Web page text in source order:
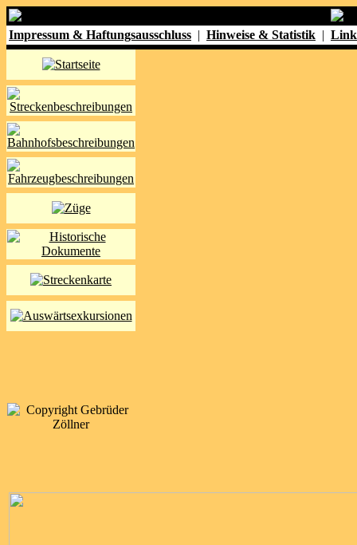
Impressum & Haftungsausschluss | Hinweise & Statistik |